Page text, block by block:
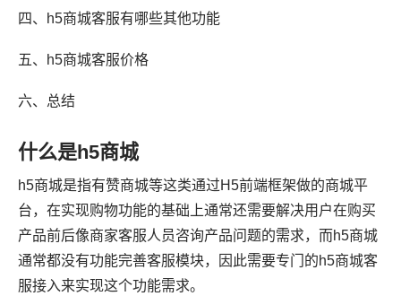
四、h5商城客服有哪些其他功能
五、h5商城客服价格
六、总结
什么是h5商城
h5商城是指有赞商城等这类通过H5前端框架做的商城平
台，在实现购物功能的基础上通常还需要解决用户在购买
产品前后像商家客服人员咨询产品问题的需求，而h5商城
通常都没有功能完善客服模块，因此需要专门的h5商城客
服接入来实现这个功能需求。